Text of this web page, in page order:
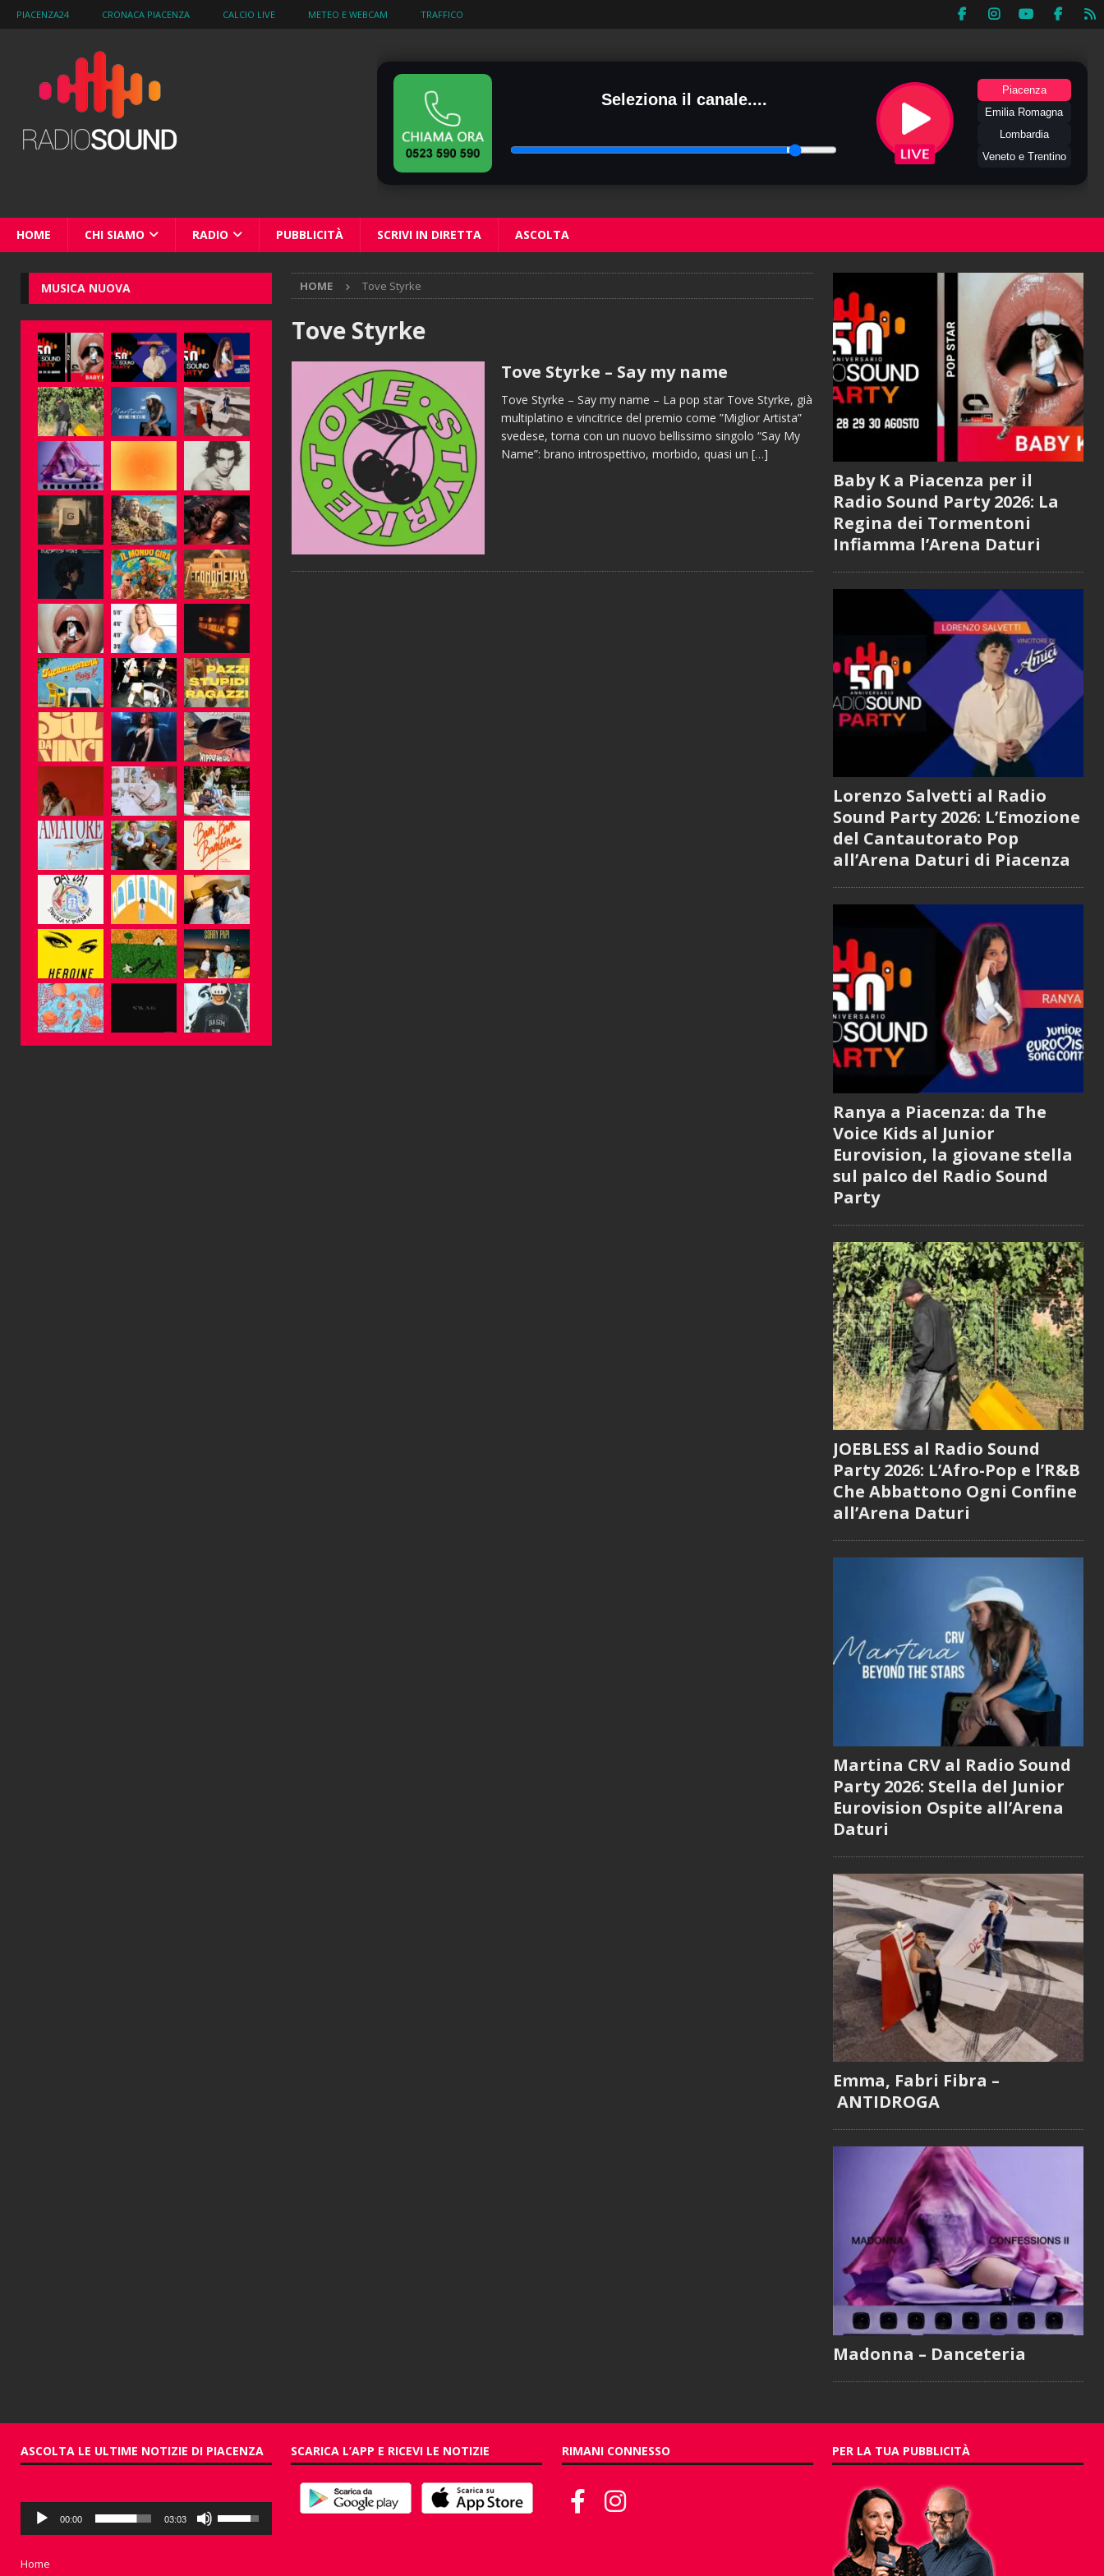
PIACENZA24 CRONACA PIACENZA CALCIO LIVE METEO E WEBCAM TRAFFICO
Seleziona il canale....
Piacenza
Emilia Romagna
Lombardia
Veneto e Trentino
HOME CHI SIAMO RADIO PUBBLICITÀ SCRIVI IN DIRETTA ASCOLTA
HOME Tove Styrke
Tove Styrke
Tove Styrke – Say my name
Tove Styrke – Say my name – La pop star Tove Styrke, già
multiplatino e vincitrice del premio come ”Miglior Artista”
svedese, torna con un nuovo bellissimo singolo “Say My
Name”: brano introspettivo, morbido, quasi un […]
MUSICA NUOVA
Baby K a Piacenza per il
Radio Sound Party 2026: La
Regina dei Tormentoni
Infiamma l’Arena Daturi
Lorenzo Salvetti al Radio
Sound Party 2026: L’Emozione
del Cantautorato Pop
all’Arena Daturi di Piacenza
Ranya a Piacenza: da The
Voice Kids al Junior
Eurovision, la giovane stella
sul palco del Radio Sound
Party
JOEBLESS al Radio Sound
Party 2026: L’Afro-Pop e l’R&B
Che Abbattono Ogni Confine
all’Arena Daturi
Martina CRV al Radio Sound
Party 2026: Stella del Junior
Eurovision Ospite all’Arena
Daturi
Emma, Fabri Fibra –
ANTIDROGA
Madonna – Danceteria
ASCOLTA LE ULTIME NOTIZIE DI PIACENZA
Audio
Player
00:00 03:03
i
Home
SCARICA L’APP E RICEVI LE NOTIZIE RIMANI CONNESSO PER LA TUA PUBBLICITÀ